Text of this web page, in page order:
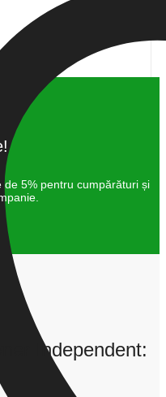
5% pentru cumpărături și
Independent: